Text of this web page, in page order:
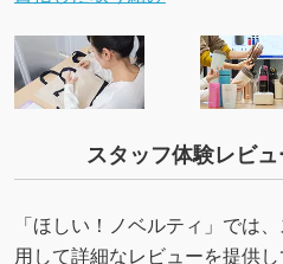
スタッフ体験レビ
「ほしい！ノベルティ」では
用して詳細なレビューを提供し